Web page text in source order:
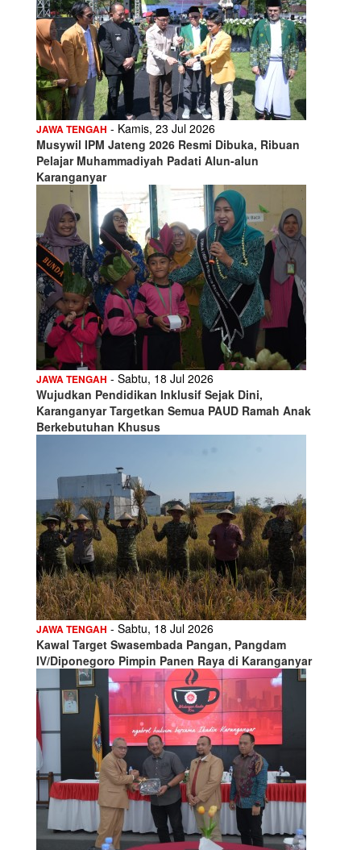
JAWA TENGAH - Kamis, 23 Jul 2026
Musywil IPM Jateng 2026 Resmi Dibuka, Ribuan
Pelajar Muhammadiyah Padati Alun-alun
Karanganyar
JAWA TENGAH - Sabtu, 18 Jul 2026
Wujudkan Pendidikan Inklusif Sejak Dini,
Karanganyar Targetkan Semua PAUD Ramah Anak
Berkebutuhan Khusus
JAWA TENGAH - Sabtu, 18 Jul 2026
Kawal Target Swasembada Pangan, Pangdam
IV/Diponegoro Pimpin Panen Raya di Karanganyar